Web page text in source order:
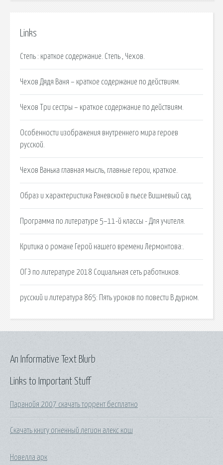
Links
Степь : краткое содержание. Степь , Чехов.
Чехов Дядя Ваня – краткое содержание по действиям.
Чехов Три сестры – краткое содержание по действиям.
Особенности изображения внутреннего мира героев
русской.
Чехов Ванька главная мысль, главные герои, краткое.
Образ и характеристика Раневской в пьесе Вишневый сад.
Программа по литературе 5–11-й классы - Для учителя.
Критика о романе Герой нашего времени Лермонтова:.
ОГЭ по литературе 2018 Социальная сеть работников.
русский и литература 865: Пять уроков по повести В дурном.
Links to Important Stuff
Паранойя 2007 скачать торрент бесплатно
Скачать книгу огненный легион алекс кош
Новелла арк
An Informative Text Blurb